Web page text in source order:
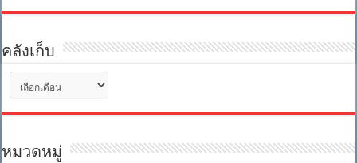
คลังเก็บ
คลัง
เก็บ
หมวดหมู่